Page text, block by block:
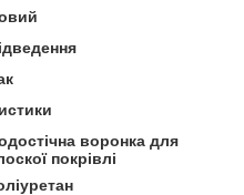
воронка для
покрівлі